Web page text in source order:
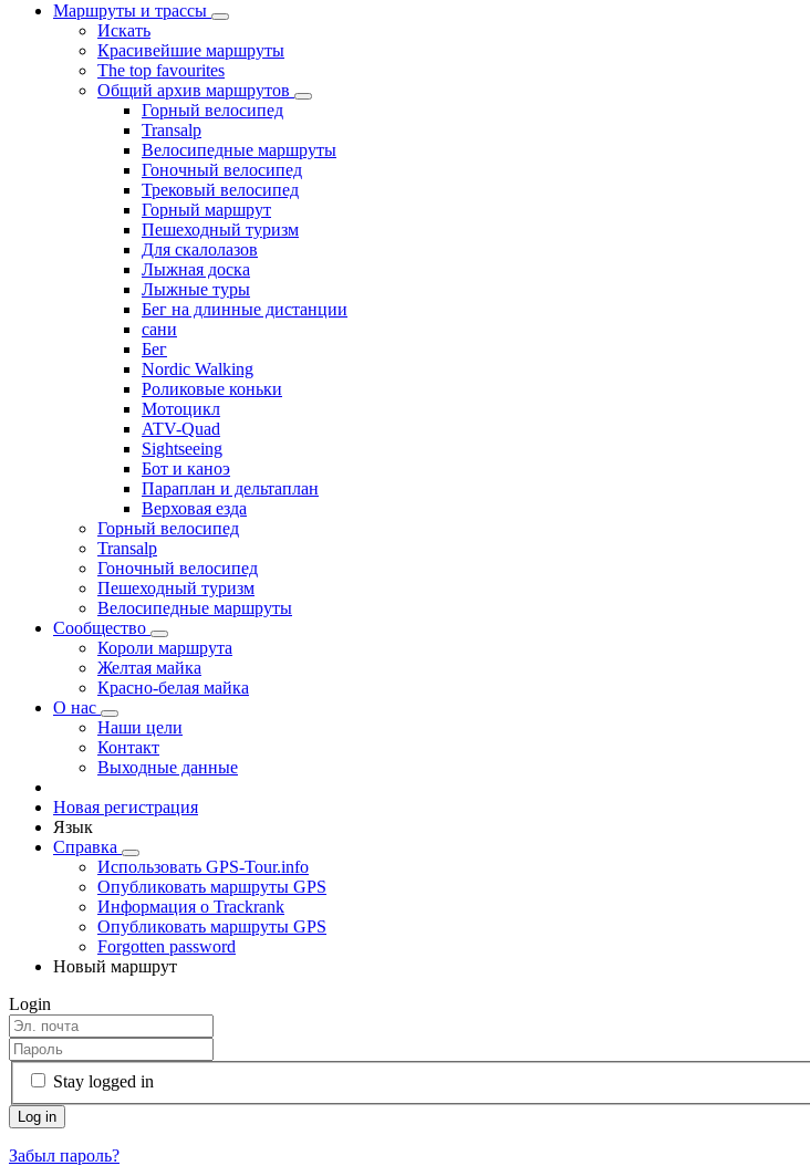
Маршруты и трассы
Искать
Красивейшие маршруты
The top favourites
Общий архив маршрутов
Горный велосипед
Transalp
Велосипедные маршруты
Гоночный велосипед
Трековый велосипед
Горный маршрут
Пешеходный туризм
Для скалолазов
Лыжная доска
Лыжные туры
Бег на длинные дистанции
сани
Бег
Nordic Walking
Роликовые коньки
Мотоцикл
ATV-Quad
Sightseeing
Бот и каноэ
Параплан и дельтаплан
Верховая езда
Горный велосипед
Transalp
Гоночный велосипед
Пешеходный туризм
Велосипедные маршруты
Сообщество
Короли маршрута
Желтая майка
Красно-белая майка
О нас
Наши цели
Контакт
Выходные данные
Новая регистрация
Язык
Справка
Использовать GPS-Tour.info
Опубликовать маршруты GPS
Информация о Trackrank
Опубликовать маршруты GPS
Forgotten password
Новый маршрут
Login
Stay logged in
Забыл пароль?